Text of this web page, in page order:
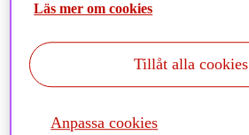
Läs mer om cookies
Anpassa cookies
Tillåt alla cookies